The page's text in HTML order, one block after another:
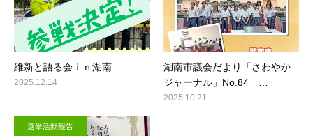
維新と語る会ｉｎ湖南
2025.12.14
湖南市議会だより「さわやか
ジャーナル」No.84 …
2025.10.21
選挙活動報告